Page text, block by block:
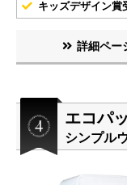
キッズデザイン賞
詳細ペー
エコパ
シンプル